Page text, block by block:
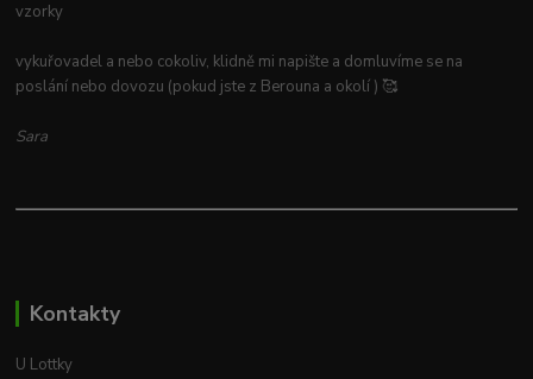
vzorky
vykuřovadel a nebo cokoliv, klidně mi napište a domluvíme se na
poslání nebo dovozu (pokud jste z Berouna a okolí ) 🥰
Sara
Kontakty
U Lottky